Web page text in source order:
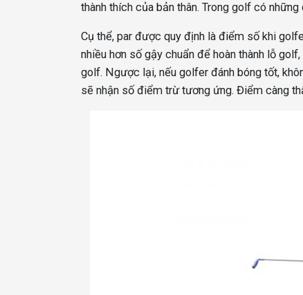
thành thích của bản thân. Trong golf có
Cụ thể, par được quy định là điểm số khi
nhiều hơn số gậy chuẩn để hoàn thành lỗ
golf. Ngược lại, nếu golfer đánh bóng tốt,
sẽ nhận số điểm trừ tương ứng. Điểm càng